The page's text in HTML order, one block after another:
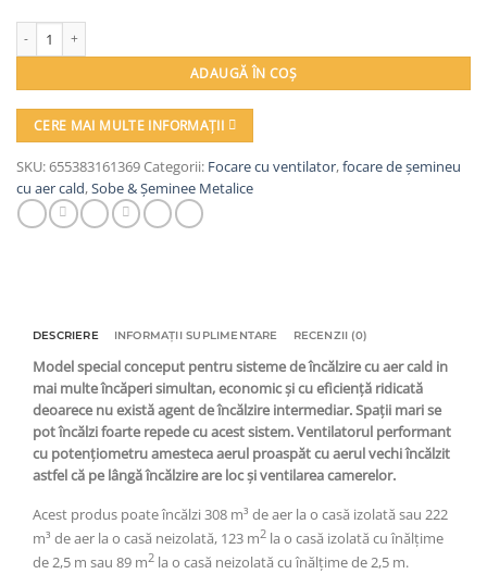
ADAUGĂ ÎN COȘ
CERE MAI MULTE INFORMAȚII
SKU:655383161369Categorii: Focare cu ventilator,focare de șemineu
cu aer cald,Sobe & Șeminee Metalice
DESCRIERE INFORMAȚII SUPLIMENTARE RECENZII (0)
Model special conceput pentru sisteme de încălzire cu aer cald in
mai multe încăperi simultan, economic și cu eficiență ridicată
deoarece nu există agent de încălzire intermediar. Spații mari se
pot încălzi foarte repede cu acest sistem. Ventilatorul performant
cu potențiometru amesteca aerul proaspăt cu aerul vechi încălzit
astfel că pe lângă încălzire are loc și ventilarea camerelor.
Acest produs poate încălzi 308 m³ de aer la o casă izolată sau 222
m³ de aer la o casă neizolată, 123 m2 la o casă izolată cu înălțime
de 2,5 m sau 89 m2 la o casă neizolată cu înălțime de 2,5 m.